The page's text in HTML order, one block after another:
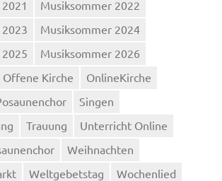
Musiksommer 2022
Musiksommer 2024
Musiksommer 2026
Offene Kirche
OnlineKirche
Singen
Trauung
Unterricht Online
Weihnachten
Weltgebetstag
Wochenlied